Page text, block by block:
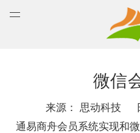
通易商
微信
来源： 思动科技
通易商舟会员系统实现和